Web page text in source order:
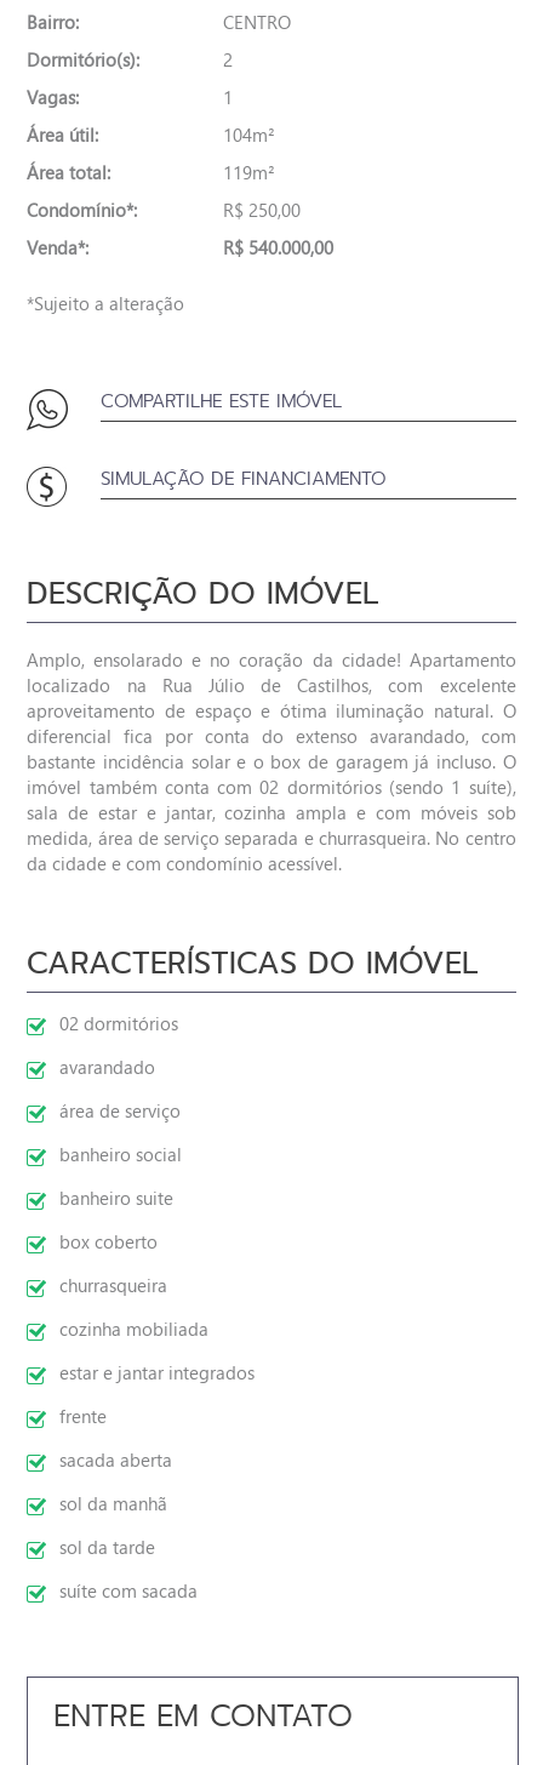
Bairro:
CENTRO
Dormitório(s):
2
Vagas:
1
Área útil:
104m²
Área total:
119m²
Condomínio*:
R$ 250,00
Venda*:
R$ 540.000,00
*Sujeito a alteração
COMPARTILHE ESTE IMÓVEL
SIMULAÇÃO DE FINANCIAMENTO
DESCRIÇÃO DO IMÓVEL
Amplo, ensolarado e no coração da cidade! Apartamento
localizado na Rua Júlio de Castilhos, com excelente
aproveitamento de espaço e ótima iluminação natural. O
diferencial fica por conta do extenso avarandado, com
bastante incidência solar e o box de garagem já incluso. O
imóvel também conta com 02 dormitórios (sendo 1 suíte),
sala de estar e jantar, cozinha ampla e com móveis sob
medida, área de serviço separada e churrasqueira. No centro
da cidade e com condomínio acessível.
CARACTERÍSTICAS DO IMÓVEL
02 dormitórios
avarandado
área de serviço
banheiro social
banheiro suite
box coberto
churrasqueira
cozinha mobiliada
estar e jantar integrados
frente
sacada aberta
sol da manhã
sol da tarde
suíte com sacada
ENTRE EM CONTATO